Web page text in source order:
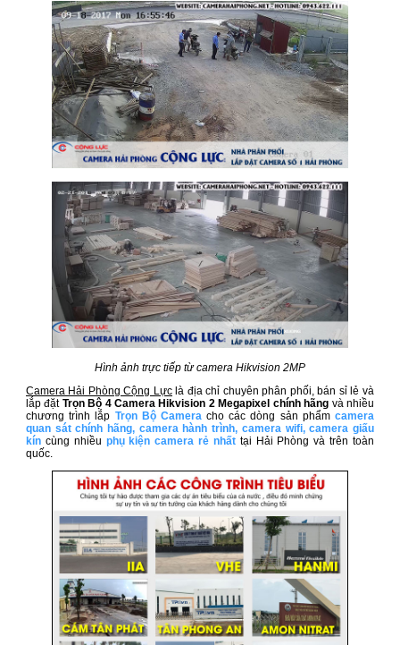
Hình ảnh trực tiếp từ camera Hikvision 2MP
Camera Hải Phòng Cộng Lựclà địa chỉ chuyên phân phối, bán sỉ lẻ và
lắp đặt Trọn Bộ 4 Camera Hikvision 2 Megapixel​ chính hãng và nhiều
chương trình lắp Trọn Bộ Cameracho các dòng sản phẩm camera
quan sát chính hãng, camera hành trình, camera wifi, camera giấu
kíncùng nhiều phụ kiện camera rẻ nhấttại Hải Phòng và trên toàn
quốc.